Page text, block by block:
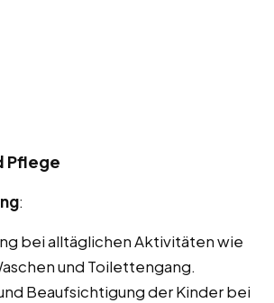
Pflege
:
bei alltäglichen Aktivitäten wie
und Toilettengang.
Beaufsichtigung der Kinder bei